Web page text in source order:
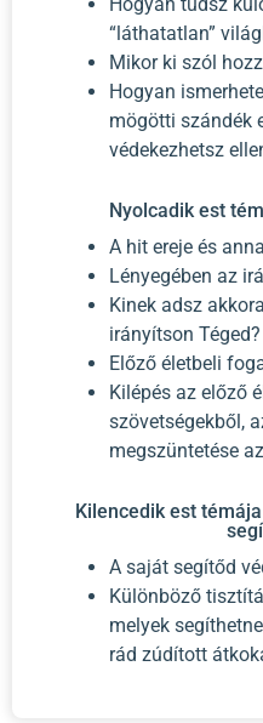
“láthatatlan”
Mikor ki szól
Hogyan
mögötti szándék
védekezhetsz
Nyolcadik est
A hit ereje és
Lényegében az
Kinek adsz
irányítson Téged?
Előző életbeli
Kilépés az előző
szövetségekből,
megszüntetése
Kilencedik est
A saját segítőd
Különböző
melyek
rád zúdított